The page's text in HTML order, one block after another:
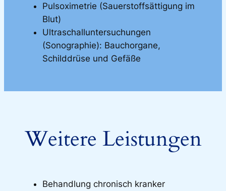
Pulsoximetrie (Sauerstoffsättigung im
Blut)
Ultraschalluntersuchungen
(Sonographie): Bauchorgane,
Schilddrüse und Gefäße
Weitere Leistungen
Behandlung chronisch kranker